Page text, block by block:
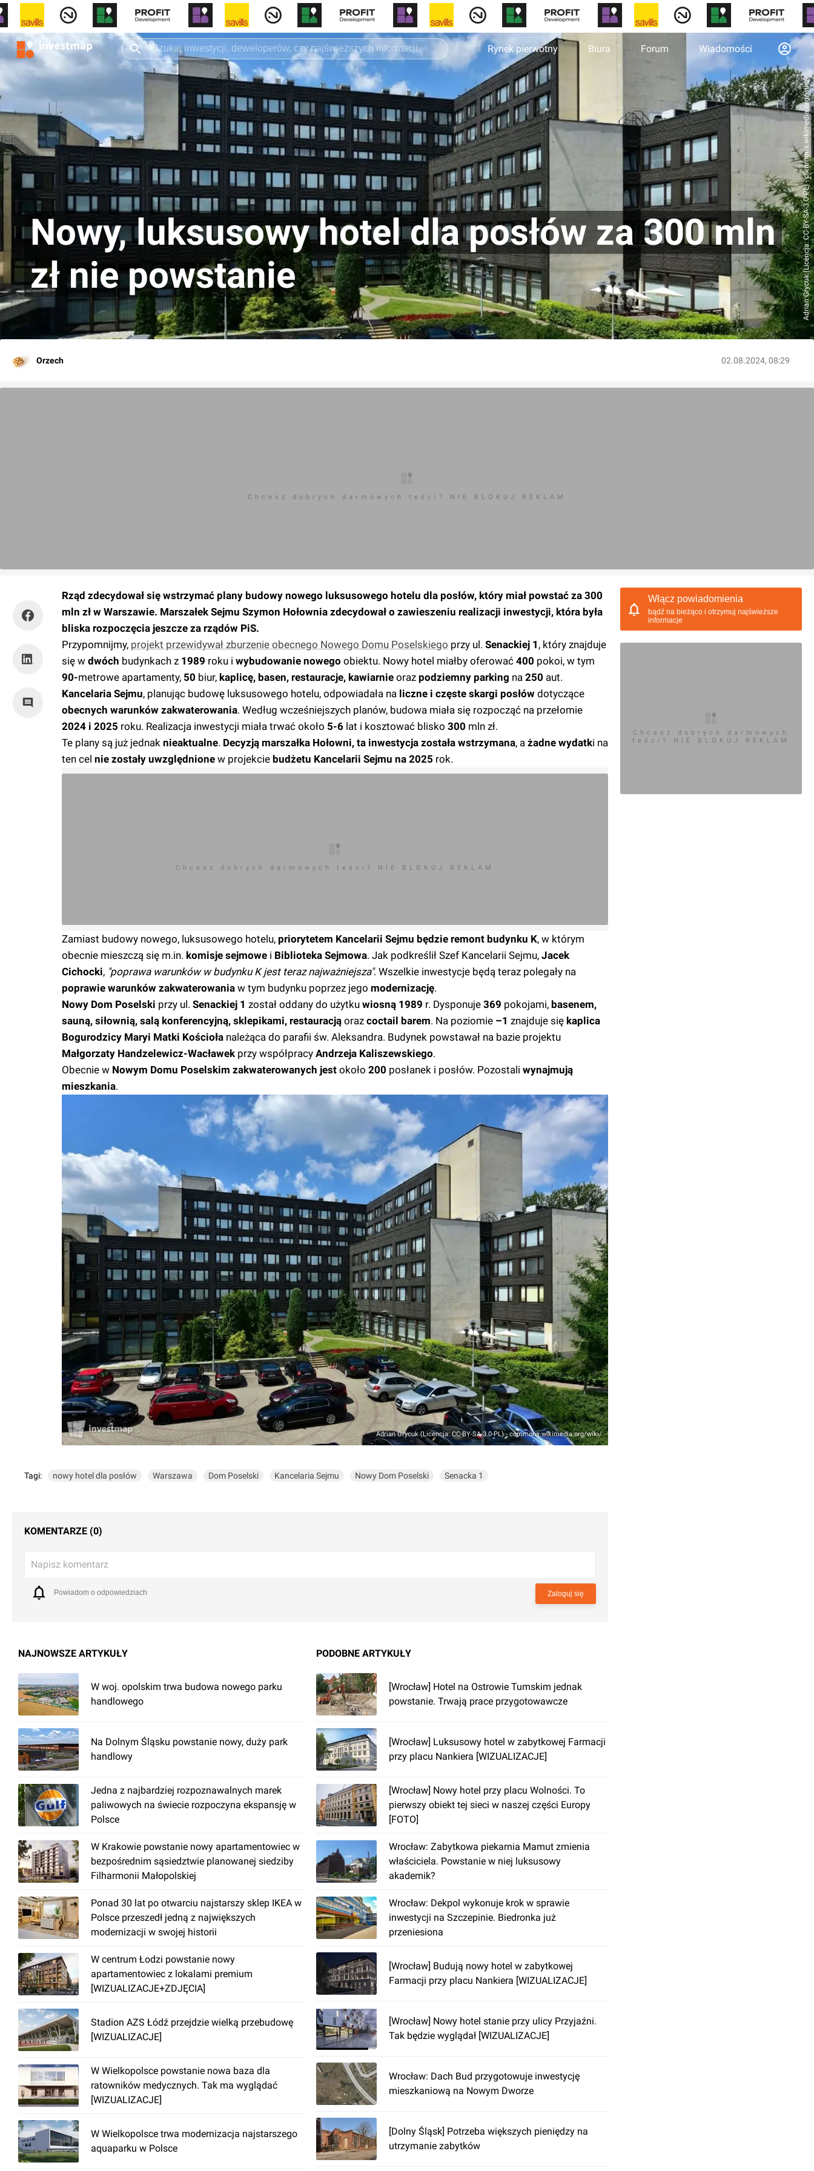
Rynek pierwotny Biura Forum Wiadomości
Adrian Grycuk (Licencja: CC-BY-SA-3.0-PL) - commons.wikimedia.org/wiki/
Nowy, luksusowy hotel dla posłów za 300 mln
zł nie powstanie
Orzech 02.08.2024, 08:29
Chcesz dobrych darmowych teści? NIE BLOKUJ REKLAM
Rząd zdecydował się wstrzymać plany budowy nowego luksusowego hotelu dla posłów, który miał powstać za 300
mln zł w Warszawie. Marszałek Sejmu Szymon Hołownia zdecydował o zawieszeniu realizacji inwestycji, która była
bliska rozpoczęcia jeszcze za rządów PiS.
Przypomnijmy, projekt przewidywał zburzenie obecnego Nowego Domu Poselskiego przy ul. Senackiej 1 , który znajduje
się w dwóch budynkach z 1989 roku i wybudowanie nowego obiektu. Nowy hotel miałby oferować 400 pokoi, w tym
90-metrowe apartamenty, 50 biur, kaplicę, basen, restauracje, kawiarnie oraz podziemny parking na 250 aut.
Kancelaria Sejmu, planując budowę luksusowego hotelu, odpowiadała na liczne i częste skargi posłów dotyczące
obecnych warunków zakwaterowania. Według wcześniejszych planów, budowa miała się rozpocząć na przełomie
2024 i 2025 roku. Realizacja inwestycji miała trwać około 5-6 lat i kosztować blisko 300 mln zł.
Te plany są już jednak nieaktualne. Decyzją marszałka Hołowni, ta inwestycja została wstrzymana, a żadne wydatki na
ten cel nie zostały uwzględnione w projekcie budżetu Kancelarii Sejmu na 2025 rok.
Chcesz dobrych darmowych teści? NIE BLOKUJ REKLAM
Zamiast budowy nowego, luksusowego hotelu, priorytetem Kancelarii Sejmu będzie remont budynku K, w którym
obecnie mieszczą się m.in. komisje sejmowe i Biblioteka Sejmowa. Jak podkreślił Szef Kancelarii Sejmu, Jacek
Cichocki, "poprawa warunków w budynku K jest teraz najważniejsza". Wszelkie inwestycje będą teraz polegały na
poprawie warunków zakwaterowania w tym budynku poprzez jego modernizację.
Nowy Dom Poselski przy ul. Senackiej 1 został oddany do użytku wiosną 1989 r. Dysponuje 369 pokojami, basenem,
sauną, siłownią, salą konferencyjną, sklepikami, restauracją oraz coctail barem. Na poziomie –1 znajduje się kaplica
Bogurodzicy Maryi Matki Kościoła należąca do parafii św. Aleksandra. Budynek powstawał na bazie projektu
Małgorzaty Handzelewicz-Wacławek przy współpracy Andrzeja Kaliszewskiego.
Obecnie w Nowym Domu Poselskim zakwaterowanych jest około 200 posłanek i posłów. Pozostali wynajmują
mieszkania.
Adrian Grycuk (Licencja: CC-BY-SA-3.0-PL) - commons.wikimedia.org/wiki/
Tagi: nowy hotel dla posłów Warszawa Dom Poselski Kancelaria Sejmu Nowy Dom Poselski Senacka 1
KOMENTARZE (0)
Napisz komentarz
Powiadom o odpowiedziach Zaloguj się
NAJNOWSZE ARTYKUŁY
W woj. opolskim trwa budowa nowego parku
handlowego
Na Dolnym Śląsku powstanie nowy, duży park
handlowy
Jedna z najbardziej rozpoznawalnych marek
paliwowych na świecie rozpoczyna ekspansję w
Polsce
W Krakowie powstanie nowy apartamentowiec w
bezpośrednim sąsiedztwie planowanej siedziby
Filharmonii Małopolskiej
Ponad 30 lat po otwarciu najstarszy sklep IKEA w
Polsce przeszedł jedną z największych
modernizacji w swojej historii
W centrum Łodzi powstanie nowy
apartamentowiec z lokalami premium
[WIZUALIZACJE+ZDJĘCIA]
Stadion AZS Łódź przejdzie wielką przebudowę
[WIZUALIZACJE]
W Wielkopolsce powstanie nowa baza dla
ratowników medycznych. Tak ma wyglądać
[WIZUALIZACJE]
W Wielkopolsce trwa modernizacja najstarszego
aquaparku w Polsce
PODOBNE ARTYKUŁY
[Wrocław] Hotel na Ostrowie Tumskim jednak
powstanie. Trwają prace przygotowawcze
[Wrocław] Luksusowy hotel w zabytkowej Farmacji
przy placu Nankiera [WIZUALIZACJE]
[Wrocław] Nowy hotel przy placu Wolności. To
pierwszy obiekt tej sieci w naszej części Europy
[FOTO]
Wrocław: Zabytkowa piekarnia Mamut zmienia
właściciela. Powstanie w niej luksusowy
akademik?
Wrocław: Dekpol wykonuje krok w sprawie
inwestycji na Szczepinie. Biedronka już
przeniesiona
[Wrocław] Budują nowy hotel w zabytkowej
Farmacji przy placu Nankiera [WIZUALIZACJE]
[Wrocław] Nowy hotel stanie przy ulicy Przyjaźni.
Tak będzie wyglądał [WIZUALIZACJE]
Wrocław: Dach Bud przygotowuje inwestycję
mieszkaniową na Nowym Dworze
[Dolny Śląsk] Potrzeba większych pieniędzy na
utrzymanie zabytków
Włącz powiadomienia
bądź na bieżąco i otrzymuj najświeższe
informacje
Chcesz dobrych darmowych
teści? NIE BLOKUJ REKLAM